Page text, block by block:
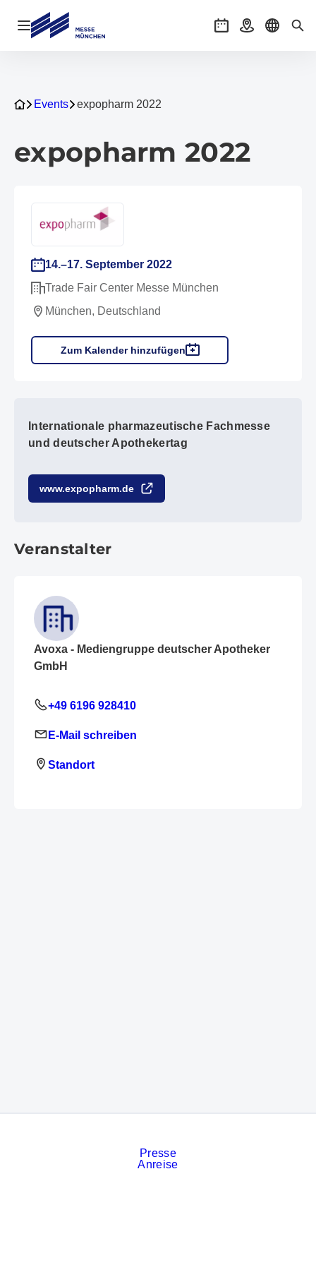
Navigation öffnen Veranstaltungen
AnreiseSprache
Events expopharm 2022
expopharm 2022
14.–17. September 2022
Trade Fair Center Messe München
München, Deutschland
Zum Kalender hinzufügen
Internationale pharmazeutische Fachmesse
und deutscher Apothekertag
www.expopharm.de
Veranstalter
Avoxa - Mediengruppe deutscher Apotheker
GmbH
+49 6196 928410
E-Mail schreiben
Standort
Presse
Anreise